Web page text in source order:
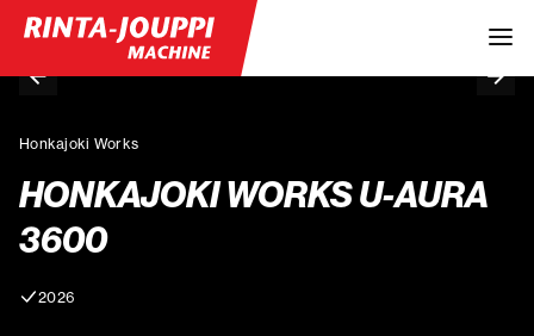
Honkajoki Works
HONKAJOKI WORKS U-AURA
3600
2026